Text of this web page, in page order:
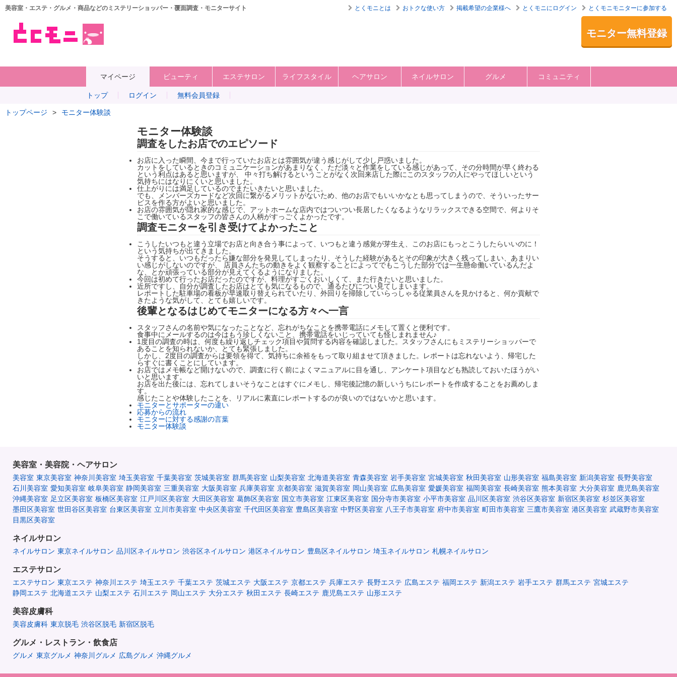
美容室・エステ・グルメ・商品などのミステリーショッパー・覆面調査・モニターサイト とくモニとは おトクな使い方 掲載希望の企業様へ とくモニにログイン とくモニモニターに参加する
モニター無料登録
マイページ ビューティ エステサロン ライフスタイル ヘアサロン ネイルサロン グルメ コミュニティ
トップ ログイン 無料会員登録
トップページ > モニター体験談
モニター体験談
調査をしたお店でのエピソード
お店に入った瞬間、今まで行っていたお店とは雰囲気が違う感じがして少し戸惑いました。
カットをしているときのコミュニケーションがあまりなく、ただ淡々と作業をしている感じがあって、その分時間が早く終わる
という利点はあると思いますが、 中々打ち解けるということがなく次回来店した際にこのスタッフの人にやってほしいという
気持ちにはなりにくいと思いました。
仕上がりには満足しているのでまたいきたいと思いました。
でも、メンバーズカードなど次回に繋がるメリットがないため、他のお店でもいいかなとも思ってしまうので、そういったサー
ビスを作る方がよいと思いました。
お店の雰囲気が隠れ家的な感じで、アットホームな店内ではついつい長居したくなるようなリラックスできる空間で、何よりそ
こで働いているスタッフの皆さんの人柄がすっごくよかったです。
調査モニターを引き受けてよかったこと
こうしたいつもと違う立場でお店と向き合う事によって、いつもと違う感覚が芽生え、このお店にもっとこうしたらいいのに！
という気持ちが出てきました。
そうすると、いつもだったら嫌な部分を発見してしまったり、そうした経験があるとその印象が大きく残ってしまい、あまりい
い感じがしないのですが、 店員さんたちの動きをよく観察することによってでもこうした部分では一生懸命働いているんだよ
な、とか頑張っている部分が見えてくるようになりました。
今回は初めて行ったお店だったのですが、料理がすごくおいしくて、また行きたいと思いました。
近所ですし、自分が調査したお店はとても気になるもので、通るたびについ見てしまいます。
レポートした駐車場の看板が早速取り替えられていたり、外回りを掃除していらっしゃる従業員さんを見かけると、何か貢献で
きたような気がして、とても嬉しいです。
後輩となるはじめてモニターになる方々へ一言
スタッフさんの名前や気になったことなど、忘れがちなことを携帯電話にメモして置くと便利です。
食事中にメールするのは今はもう珍しくないこと、携帯電話をいじっていても怪しまれません♪
1度目の調査の時は、何度も繰り返しチェック項目や質問する内容を確認しました。スタッフさんにもミステリーショッパーで
あることを知られないか、とても緊張しました。
しかし、2度目の調査からは要領を得て、気持ちに余裕をもって取り組ませて頂きました。レポートは忘れないよう、帰宅した
らすぐに書くことにしています。
お店ではメモ帳など開けないので、調査に行く前によくマニュアルに目を通し、アンケート項目なども熟読しておいたほうがい
いと思います。
お店を出た後には、忘れてしまいそうなことはすぐにメモし、帰宅後記憶の新しいうちにレポートを作成することをお薦めしま
す。
感じたことや体験したことを、リアルに素直にレポートするのが良いのではないかと思います。
モニターとサポーターの違い
応募からの流れ
モニターに対する感謝の言葉
モニター体験談
美容室・美容院・ヘアサロン
美容室 東京美容室 神奈川美容室 埼玉美容室 千葉美容室 茨城美容室 群馬美容室 山梨美容室 北海道美容室 青森美容室 岩手美容室 宮城美容室 秋田美容室 山形美容室 福島美容室 新潟美容室 長野美容室
石川美容室 愛知美容室 岐阜美容室 静岡美容室 三重美容室 大阪美容室 兵庫美容室 京都美容室 滋賀美容室 岡山美容室 広島美容室 愛媛美容室 福岡美容室 長崎美容室 熊本美容室 大分美容室 鹿児島美容室
沖縄美容室 足立区美容室 板橋区美容室 江戸川区美容室 大田区美容室 葛飾区美容室 国立市美容室 江東区美容室 国分寺市美容室 小平市美容室 品川区美容室 渋谷区美容室 新宿区美容室 杉並区美容室
墨田区美容室 世田谷区美容室 台東区美容室 立川市美容室 中央区美容室 千代田区美容室 豊島区美容室 中野区美容室 八王子市美容室 府中市美容室 町田市美容室 三鷹市美容室 港区美容室 武蔵野市美容室
目黒区美容室
ネイルサロン
ネイルサロン 東京ネイルサロン 品川区ネイルサロン 渋谷区ネイルサロン 港区ネイルサロン 豊島区ネイルサロン 埼玉ネイルサロン 札幌ネイルサロン
エステサロン
エステサロン 東京エステ 神奈川エステ 埼玉エステ 千葉エステ 茨城エステ 大阪エステ 京都エステ 兵庫エステ 長野エステ 広島エステ 福岡エステ 新潟エステ 岩手エステ 群馬エステ 宮城エステ
静岡エステ 北海道エステ 山梨エステ 石川エステ 岡山エステ 大分エステ 秋田エステ 長崎エステ 鹿児島エステ 山形エステ
美容皮膚科
美容皮膚科 東京脱毛 渋谷区脱毛 新宿区脱毛
グルメ・レストラン・飲食店
グルメ 東京グルメ 神奈川グルメ 広島グルメ 沖縄グルメ